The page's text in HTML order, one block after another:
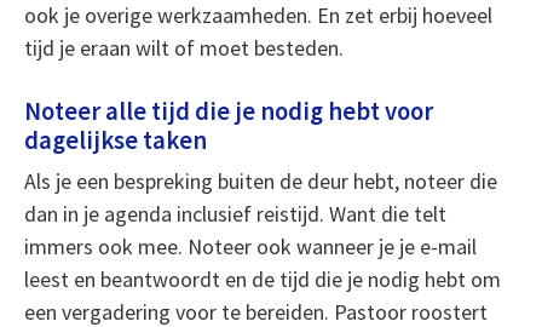
ook je overige werkzaamheden. En zet erbij hoeveel
tijd je eraan wilt of moet besteden.
Noteer alle tijd die je nodig hebt voor
dagelijkse taken
Als je een bespreking buiten de deur hebt, noteer die
dan in je agenda inclusief reistijd. Want die telt
immers ook mee. Noteer ook wanneer je je e-mail
leest en beantwoordt en de tijd die je nodig hebt om
een vergadering voor te bereiden. Pastoor roostert